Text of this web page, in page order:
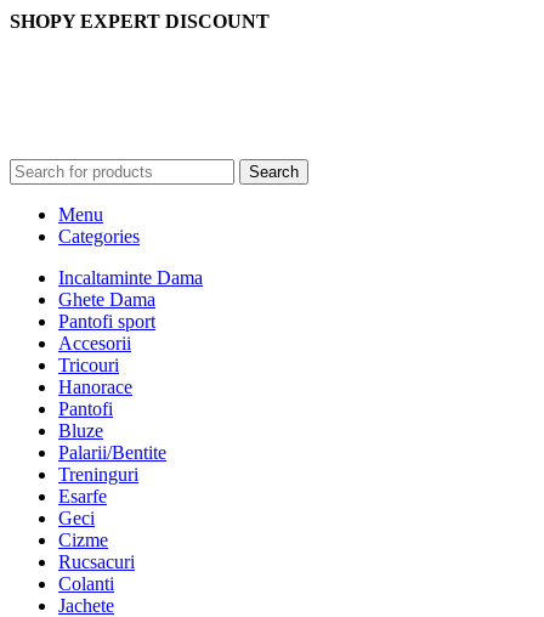
SHOPY EXPERT DISCOUNT
Search
Menu
Categories
Incaltaminte Dama
Ghete Dama
Pantofi sport
Accesorii
Tricouri
Hanorace
Pantofi
Bluze
Palarii/Bentite
Treninguri
Esarfe
Geci
Cizme
Rucsacuri
Colanti
Jachete